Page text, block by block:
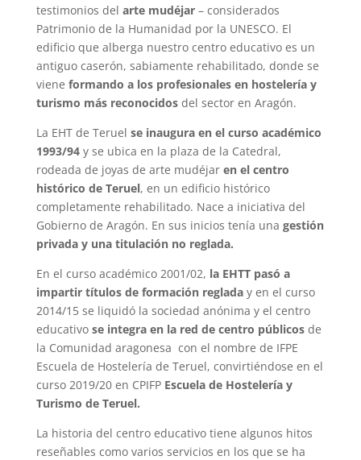
testimonios del arte mudéjar– considerados
Patrimonio de la Humanidad por la UNESCO. El
edificio que alberga nuestro centro educativo es un
antiguo caserón, sabiamente rehabilitado, donde se
viene formando a los profesionales en hostelería y
turismo más reconocidosdel sector en Aragón.
La EHT de Teruel se inaugura en el curso académico
1993/94y se ubica en la plaza de la Catedral,
rodeada de joyas de arte mudéjar en el centro
histórico de Teruel, en un edificio histórico
completamente rehabilitado. Nace a iniciativa del
Gobierno de Aragón. En sus inicios tenía una gestión
privada y una titulación no reglada.
En el curso académico 2001/02, la EHTT pasó a
impartir títulos de formación regladay en el curso
2014/15 se liquidó la sociedad anónima y el centro
educativo se integra en la red de centro públicosde
la Comunidad aragonesa con el nombre de IFPE
Escuela de Hostelería de Teruel, convirtiéndose en el
curso 2019/20 en CPIFP Escuela de Hostelería y
Turismo de Teruel.
La historia del centro educativo tiene algunos hitos
reseñables como varios servicios en los que se ha